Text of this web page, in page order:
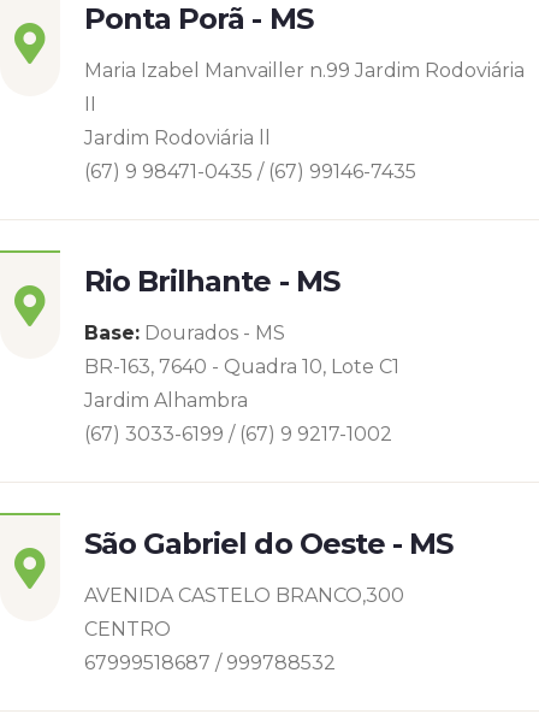
Ponta Porã - MS
Maria Izabel Manvailler n.99 Jardim Rodoviária
II
Jardim Rodoviária ll
(67) 9 98471-0435 / (67) 99146-7435
Rio Brilhante - MS
Base: Dourados - MS
BR-163, 7640 - Quadra 10, Lote C1
Jardim Alhambra
(67) 3033-6199 / (67) 9 9217-1002
São Gabriel do Oeste - MS
AVENIDA CASTELO BRANCO,300
CENTRO
67999518687 / 999788532